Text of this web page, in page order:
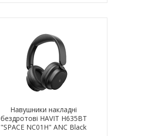
Навушники накладні
бездротові HAVIT H635BT
"SPACE NC01H" ANC Black